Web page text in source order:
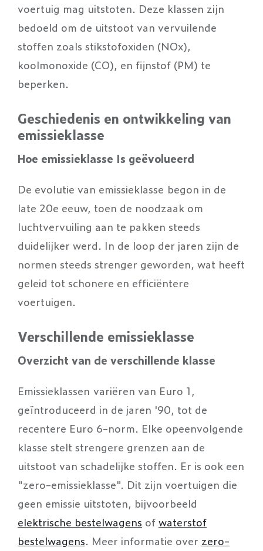
voertuig mag uitstoten. Deze klassen zijn
bedoeld om de uitstoot van vervuilende
stoffen zoals stikstofoxiden (NOx),
koolmonoxide (CO), en fijnstof (PM) te
beperken.
Geschiedenis en ontwikkeling van
emissieklasse
Hoe emissieklasse Is geëvolueerd
De evolutie van emissieklasse begon in de
late 20e eeuw, toen de noodzaak om
luchtvervuiling aan te pakken steeds
duidelijker werd. In de loop der jaren zijn de
normen steeds strenger geworden, wat heeft
geleid tot schonere en efficiëntere
voertuigen.
Verschillende emissieklasse
Overzicht van de verschillende klasse
Emissieklassen variëren van Euro 1,
geïntroduceerd in de jaren '90, tot de
recentere Euro 6-norm. Elke opeenvolgende
klasse stelt strengere grenzen aan de
uitstoot van schadelijke stoffen. Er is ook een
"zero-emissieklasse". Dit zijn voertuigen die
geen emissie uitstoten, bijvoorbeeld
elektrische bestelwagens ofwaterstof
bestelwagens. Meer informatie over zero-